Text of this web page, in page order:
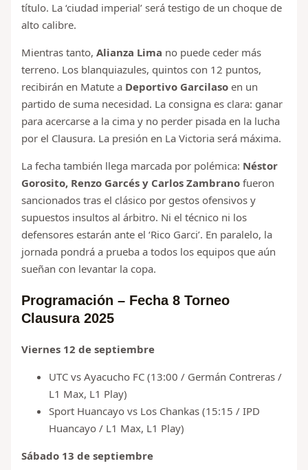
título. La ‘ciudad imperial’ será testigo de un choque de
alto calibre.
Mientras tanto,Alianza Lima no puede ceder más
terreno. Los blanquiazules, quintos con 12 puntos,
recibirán en Matute a Deportivo Garcilaso en un
partido de suma necesidad. La consigna es clara: ganar
para acercarse a la cima y no perder pisada en la lucha
por el Clausura. La presión en La Victoria será máxima.
La fecha también llega marcada por polémica: Néstor
Gorosito, Renzo Garcés y Carlos Zambrano fueron
sancionados tras el clásico por gestos ofensivos y
supuestos insultos al árbitro. Ni el técnico ni los
defensores estarán ante el ‘Rico Garci’. En paralelo, la
jornada pondrá a prueba a todos los equipos que aún
sueñan con levantar la copa.
Programación – Fecha 8 Torneo
Clausura 2025
Viernes 12 de septiembre
UTC vs Ayacucho FC (13:00 / Germán Contreras /
L1 Max, L1 Play)
Sport Huancayo vs Los Chankas (15:15 / IPD
Huancayo / L1 Max, L1 Play)
Sábado 13 de septiembre